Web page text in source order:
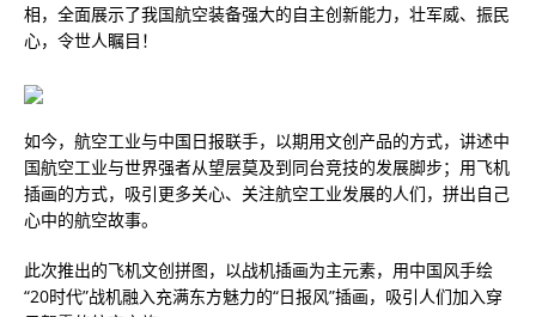
相，全面展示了我国航空装备强大的自主创新能力，壮军威、振民
心，令世人瞩目！
如今，航空工业与中国日报联手，以期用文创产品的方式，讲述中
国航空工业与世界强者从望层莫及到同台竞技的发展脚步；用飞机
插画的方式，吸引更多关心、关注航空工业发展的人们，拼出自己
心中的航空故事。
此次推出的飞机文创拼图，以战机插画为主元素，用中国风手绘
“20时代”战机融入充满东方魅力的“日报风”插画，吸引人们加入穿